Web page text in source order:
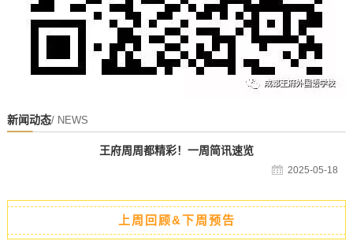
新闻动态/ NEWS
王府周周都精彩！一周简讯速览
2025-05-18
上周回顾&下周预告